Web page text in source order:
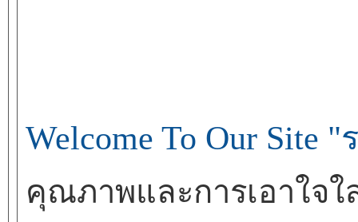
Welcome To Our Site "
คุณภาพและการเอาใจใ